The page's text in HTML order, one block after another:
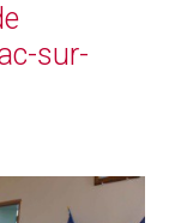
sur-